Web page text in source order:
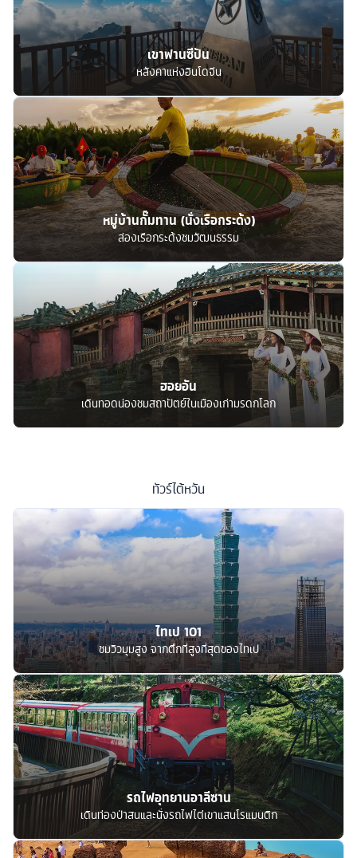
เขาฟานซีปัน
หลังคาแห่งอินโดจีน
หมู่บ้านกั๊มทาน (นั่งเรือกระด้ง)
ล่องเรือกระด้งชมวัฒนธรรม
ฮอยอัน
เดินทอดน่องชมสถาปัตย์ในเมืองเก่ามรดกโลก
ทัวร์ไต้หวัน
ไทเป 101
ชมวิวมุมสูง จากตึกที่สูงที่สุดของไทเป
รถไฟอุทยานอาลีซาน
เดินท่องป่าสนและนั่งรถไฟไต่เขาแสนโรแมนติก